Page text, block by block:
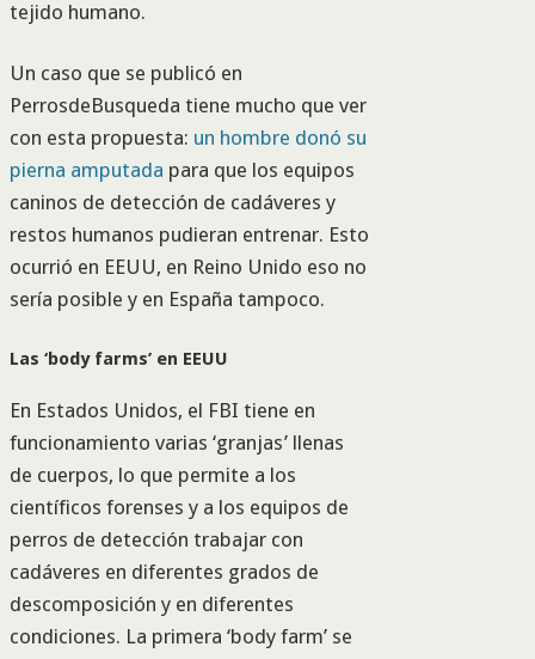
tejido humano.
Un caso que se publicó en
PerrosdeBusqueda tiene mucho que ver
con esta propuesta: un hombre donó su
pierna amputada para que los equipos
caninos de detección de cadáveres y
restos humanos pudieran entrenar. Esto
ocurrió en EEUU, en Reino Unido eso no
sería posible y en España tampoco.
Las ‘body farms’ en EEUU
En Estados Unidos, el FBI tiene en
funcionamiento varias ‘granjas’ llenas
de cuerpos, lo que permite a los
científicos forenses y a los equipos de
perros de detección trabajar con
cadáveres en diferentes grados de
descomposición y en diferentes
condiciones. La primera ‘body farm’ se